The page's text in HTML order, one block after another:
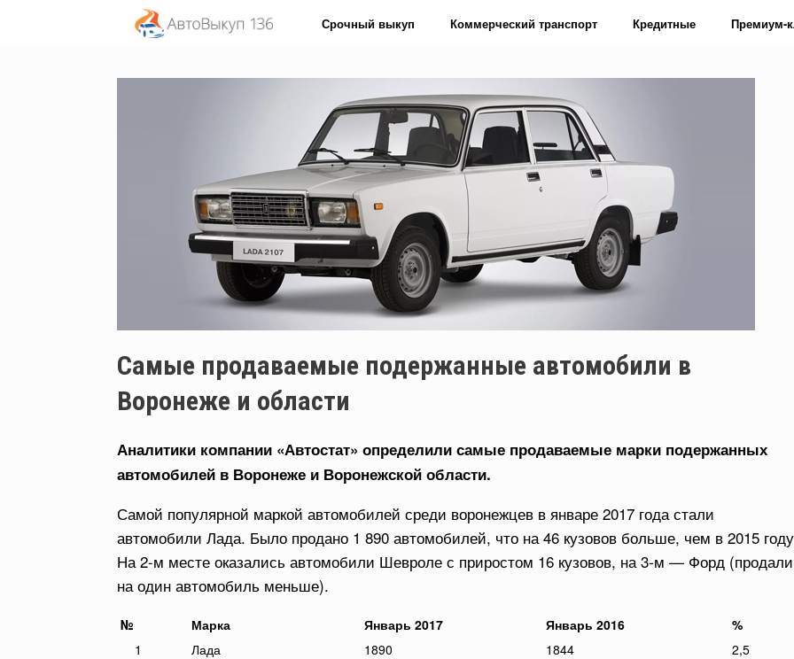
Срочный выкуп Коммерческий транспорт Кредитные Премиум-
Cамые продаваемые подержанные автомобили в
Воронеже и области
Аналитики компании «Автостат» определили самые продаваемые марки подержанных
автомобилей в Воронеже и Воронежской области.
Самой популярной маркой автомобилей среди воронежцев в январе 2017 года стали
автомобили Лада. Было продано 1 890 автомобилей, что на 46 кузовов больше, чем в 2015
На 2-м месте оказались автомобили Шевроле с приростом 16 кузовов, на 3-м — Форд (продали
на один автомобиль меньше).
№ Марка Январь 2017 Январь 2016
%
1
Лада 1890 1844
2,5